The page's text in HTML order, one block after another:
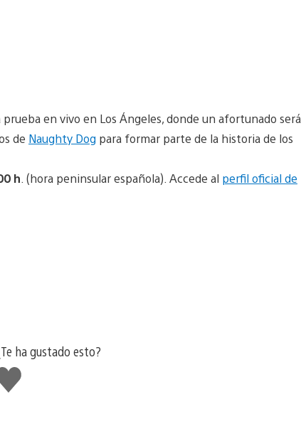
en vivo en Los Ángeles, donde un afortunado será
de Naughty Dog para formar parte de la historia de los
h . (hora peninsular española). Accede al perfil oficial de
ha gustado esto?